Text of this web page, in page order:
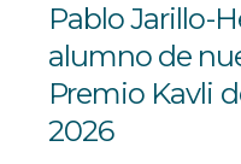
Pablo Jarillo-
alumno de
Premio Kavli
2026